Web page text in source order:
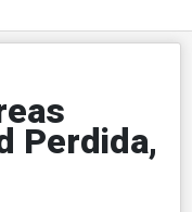
Perdida,